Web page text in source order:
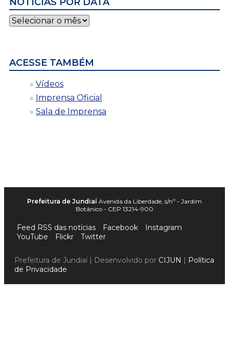
Notícias
por
ACESSE TAMBÉM
Vídeos
Imprensa Oficial
Sala de Imprensa
Prefeitura de Jundiaí Avenida da Liberdade, s/nº - Jardim
Botânico - CEP 13214-900
Feed RSS das notícias Facebook
Instagram
YouTube
Flickr Twitter
Prefeitura de Jundiaí | Desenvolvido por CIJUN | Política
de Privacidade